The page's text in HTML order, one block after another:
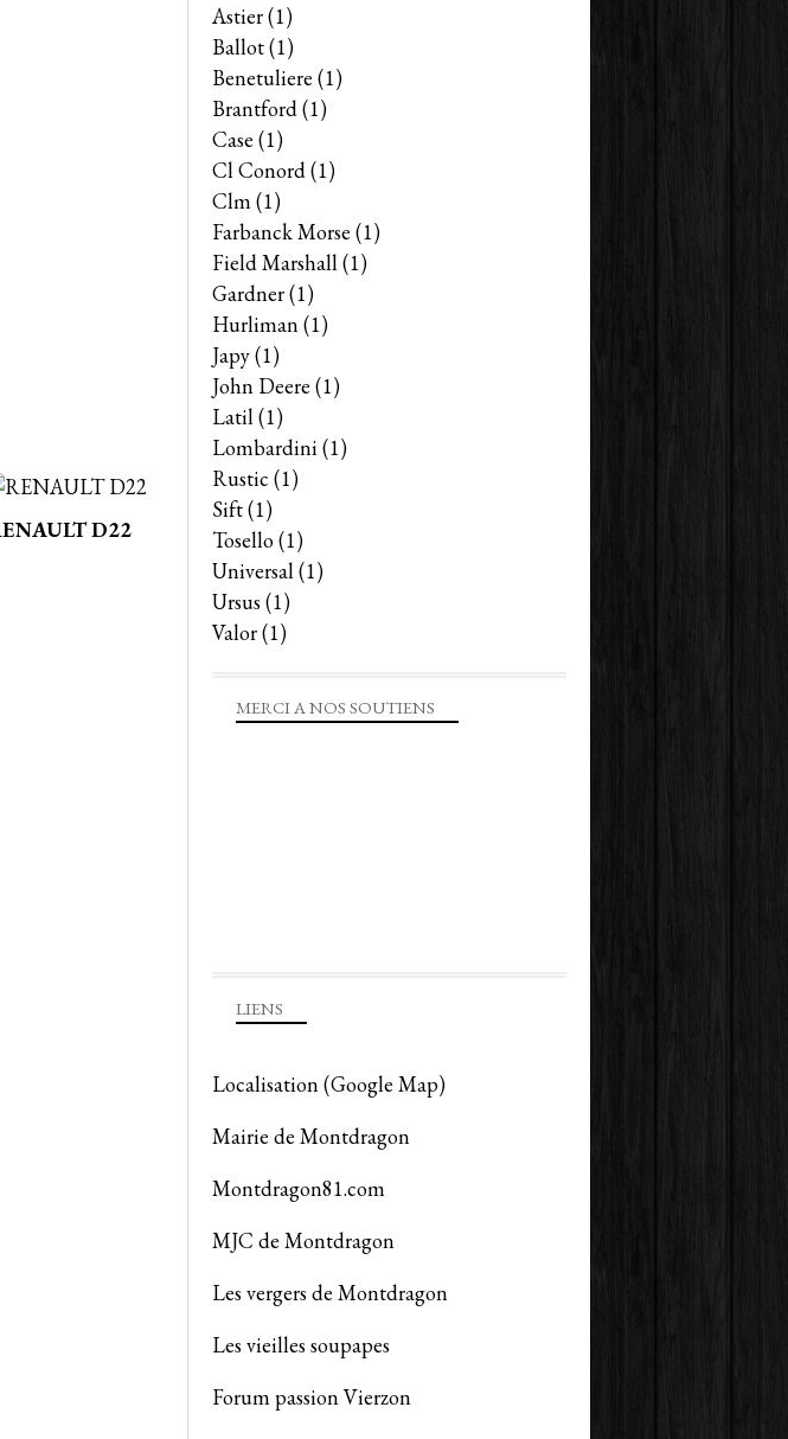
D22
Astier(1)
Ballot(1)
Benetuliere (1)
Brantford(1)
Case (1)
Cl Conord(1)
Clm(1)
Farbanck Morse (1)
Field Marshall(1)
Gardner(1)
Hurliman(1)
Japy(1)
John Deere (1)
Latil(1)
Lombardini(1)
Rustic (1)
Sift(1)
Tosello(1)
Universal(1)
Ursus (1)
Valor(1)
LIENS
Localisation (Google Map)
Mairie de Montdragon
Montdragon81.com
MJC de Montdragon
Les vergers de Montdragon
Les vieilles soupapes
Forum passion Vierzon
MERCI A NOS SOUTIENS